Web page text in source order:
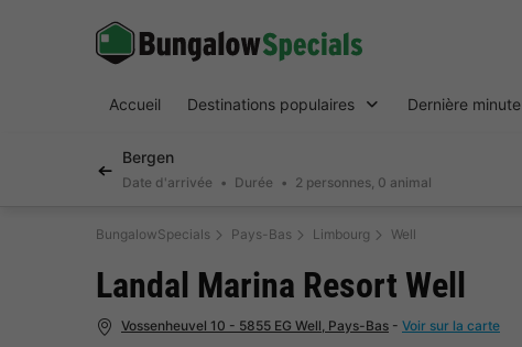
Accueil Destinations populaires Dernière minute
Bergen
Date d'arrivée Durée 2 personnes, 0 animal
BungalowSpecials Pays-Bas Limbourg Well
Landal Marina Resort Well
Vossenheuvel 10 - 5855 EG Well, Pays-Bas - Voir sur la carte